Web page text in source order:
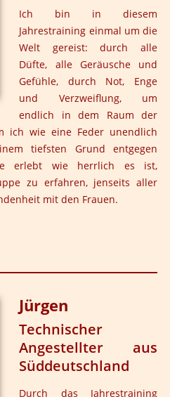
im Liebesspiel und habe
bekommen. Ich bin präsenter
zu atmen.
offener, durchlässiger und
mich besser auf andere
bei Problemen oder
immer die Schuld gleich bei
stehen lassen ohne mir
gibt mit eine größere innere
Umgang mit anderen.
Ich bin in diesem
Jahrestraining einmal um die
Welt gereist: durch alle
Düfte, alle Geräusche und
Gefühle, durch Not, Enge
und Verzweiflung, um
endlich in dem Raum der
ich wie eine Feder unendlich
tiefsten Grund entgegen
erlebt wie herrlich es ist,
zu erfahren, jenseits aller
mit den Frauen.
ich mich dem Fluss des
und dadurch unendlich reich
als Frau begehrt werde ohne
Ich durfte die Schönheit
und meine weiblichen
durfte erleben, was ich in
Jürgen
Technischer
Angestellter aus
Süddeutschland
Durch das Jahrestraining